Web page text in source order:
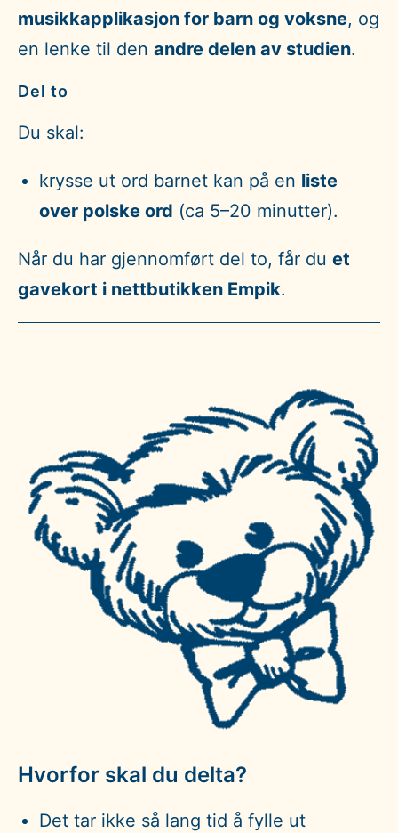
musikkapplikasjon for barn og voksne, og
en lenke til den andre delen av studien.
Del to
Du skal:
krysse ut ord barnet kan på en liste
over polske ord (ca 5–20 minutter).
Når du har gjennomført del to, får du et
gavekort i nettbutikken Empik.
Hvorfor skal du delta?
Det tar ikke så lang tid å fylle ut